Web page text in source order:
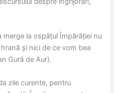
la ospățul Împărăției nu
și nici de ce vom bea
Gură de Aur).
zile curente, pentru